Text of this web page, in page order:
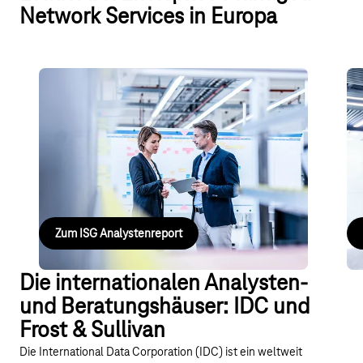
Network Services in Europa
Analystenbewertung: Managed
Enterprise Connectivity Solutions
Die VPN-, DIA- und VoIP-Angebote der Deutschen
Telekom stehen im Mittelpunkt der digitalen
Transformation der Kundendienste.
Zum ISG Analystenreport
Die internationalen Analysten-
und Beratungshäuser: IDC und
Frost & Sullivan
Die International Data Corporation (IDC) ist ein weltweit